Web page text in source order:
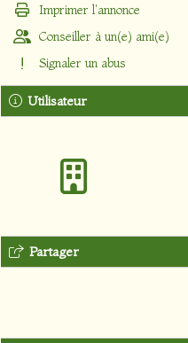
Utilisateur
Imprimer l'annonce
Conseiller à un(e) ami(e)
Signaler un abus
Partager